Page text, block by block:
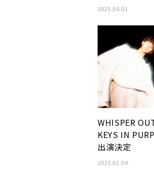
2025.06.01
WHISPER
KEYS IN
出演決定
2025.01.06